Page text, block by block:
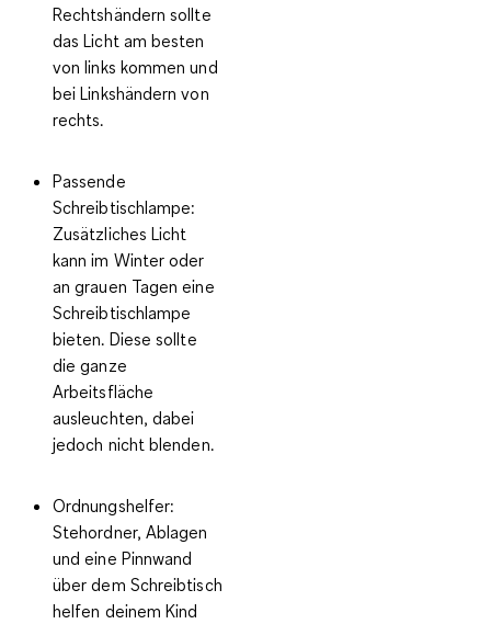
Rechtshändern sollte
das Licht am besten
von links kommen und
bei Linkshändern von
rechts.
Passende
Schreibtischlampe:
Zusätzliches Licht
kann im Winter oder
an grauen Tagen eine
Schreibtischlampe
bieten. Diese sollte
die ganze
Arbeitsfläche
ausleuchten, dabei
jedoch nicht blenden.
Ordnungshelfer:
Stehordner, Ablagen
und eine Pinnwand
über dem Schreibtisch
helfen deinem Kind